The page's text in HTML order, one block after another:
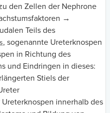
den Zellen der Nephrone
→
Teils des
, sogenannte Ureterknospen
in Richtung des
und Eindringen in dieses:
Stiels der
innerhalb des